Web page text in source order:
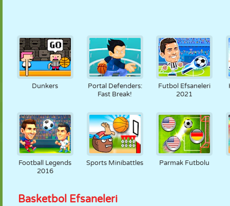
Dunkers
Portal Defenders:
Fast Break!
Futbol Efsaneleri
2021
Football Legends
2016
Sports Minibattles Parmak Futbolu
Basketbol Efsaneleri